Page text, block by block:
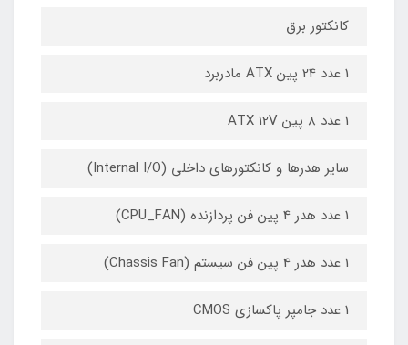
کانکتور برق
1 عدد 24 پین ATX مادربرد
1 عدد 8 پین ATX 12V
سایر هدرها و کانکتورهای داخلی (Internal I/O)
1 عدد هدر 4 پین فن پردازنده (CPU_FAN)
1 عدد هدر 4 پین فن سیستم (Chassis Fan)
1 عدد جامپر پاکسازی CMOS